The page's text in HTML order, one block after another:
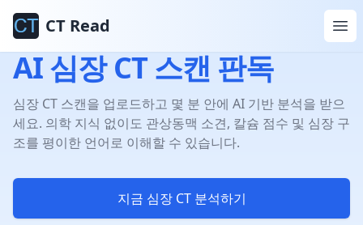
CT Read
AI 심장 CT 스캔 판독
심장 CT 스캔을 업로드하고 몇 분 안에 AI 기반 분석을 받으
세요. 의학 지식 없이도 관상동맥 소견, 칼슘 점수 및 심장 구
조를 평이한 언어로 이해할 수 있습니다.
지금 심장 CT 분석하기